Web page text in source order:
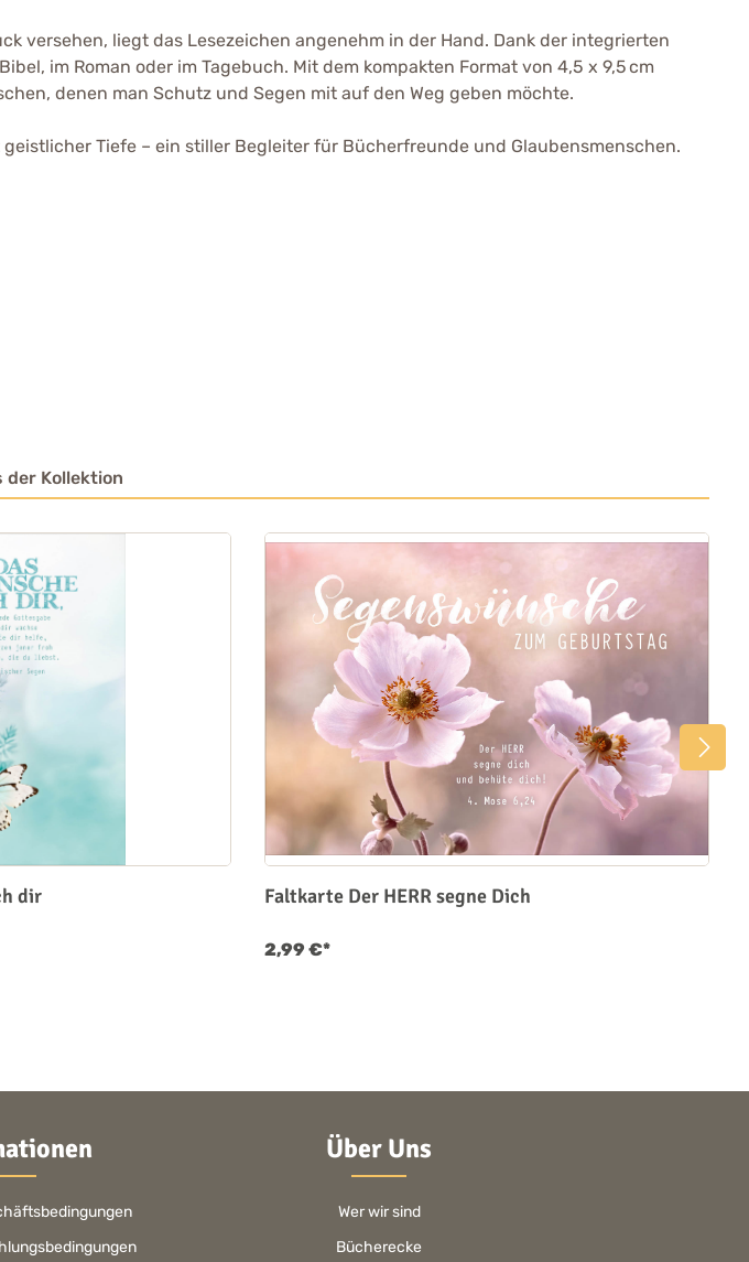
versehen, liegt das Lesezeichen angenehm in der Hand. Dank der integrierten
im Roman oder im Tagebuch. Mit dem kompakten Format von 4,5 x 9,5 cm
denen man Schutz und Segen mit auf den Weg geben möchte.
Tiefe – ein stiller Begleiter für Bücherfreunde und Glaubensmenschen.
der Kollektion
dir Faltkarte Der HERR segne Dich
2,99 €*
Über Uns
Wer wir sind
Bücherecke